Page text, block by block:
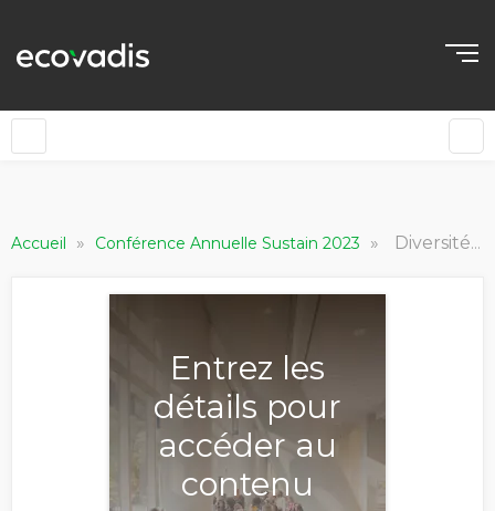
Accueil » Conférence Annuelle Sustain 2023 » Diversité et inclusion sur le lieu de travail
Entrez les
détails pour
accéder au
contenu